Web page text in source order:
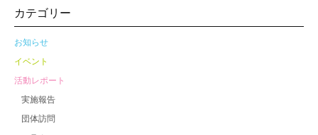
カテゴリー
お知らせ
イベント
活動レポート
実施報告
団体訪問